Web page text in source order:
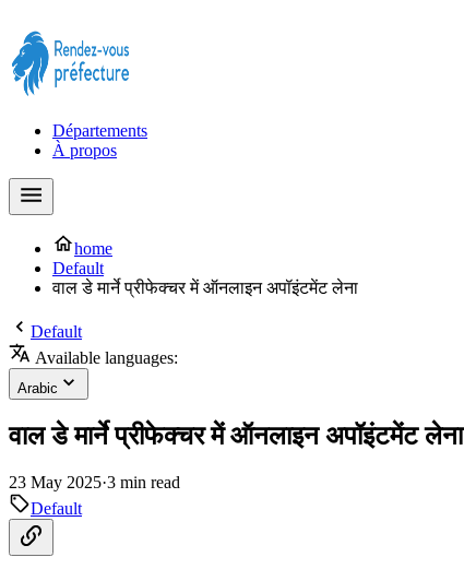
Départements
À propos
home
Default
वाल डे मार्ने प्रीफेक्चर में ऑनलाइन अपॉइंटमेंट लेना
Default
Available languages:
Arabic
वाल डे मार्ने प्रीफेक्चर में ऑनलाइन अपॉइंटमेंट लेना
23 May 2025·3 min read
Default